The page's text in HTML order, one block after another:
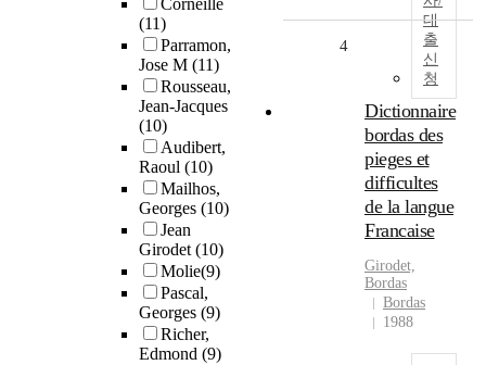
Corneille
(11)
Parramon,
Jose M (11)
Rousseau,
Jean-Jacques
(10)
Audibert,
Raoul (10)
Mailhos,
Georges (10)
Jean
Girodet(10)
Molie(9)
Pascal,
Georges (9)
Richer,
Edmond (9)
대
출
신
청
4
Dictionnaire
bordas des
pieges et
difficultes
de la langue
Francaise
Girodet,
Bordas
Bordas
1988